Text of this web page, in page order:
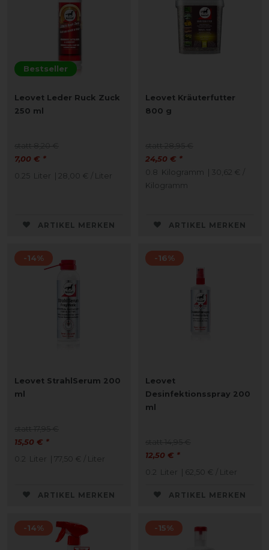
Bestseller
Leovet Leder Ruck Zuck
250 ml
7,00 € *
0.25 Liter | 28,00 € / Liter
ARTIKEL MERKEN
Leovet Kräuterfutter
800 g
24,50 € *
0.8 Kilogramm | 30,62 € /
Kilogramm
ARTIKEL MERKEN
-14%
Leovet StrahlSerum 200
ml
15,50 € *
0.2 Liter | 77,50 € / Liter
ARTIKEL MERKEN
-16%
Leovet
Desinfektionsspray 200
ml
12,50 € *
0.2 Liter | 62,50 € / Liter
ARTIKEL MERKEN
-14% -15%